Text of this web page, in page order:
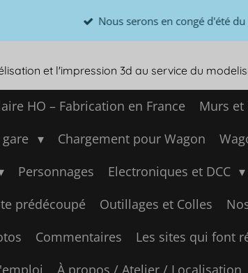
Nous serons en congé d'été
et l'impression 3d au service du
HO – Fabrication en France Murs et
Chargement pour Wagon
Personnages Electroniques et DCC
prédécoupé
Outillages et Colles
Commentaires Les sites qui font
À propos / Atelier / Localisation